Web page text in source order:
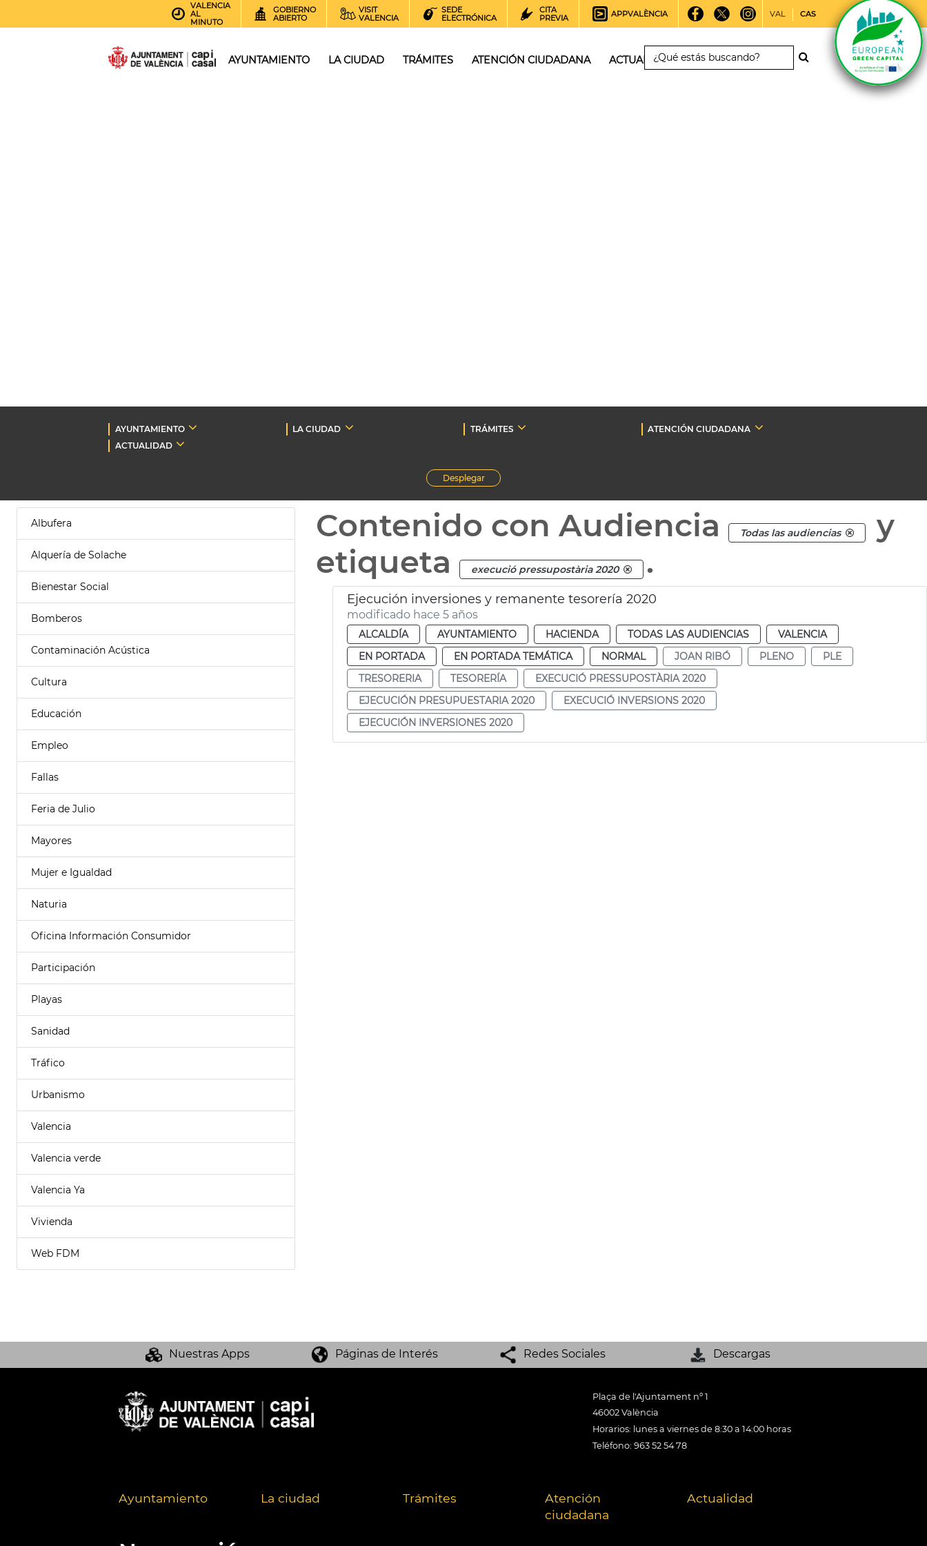
VALENCIA
AL
MINUTO
GOBIERNO
ABIERTO
VISIT
VALENCIA
SEDE
ELECTRÓNICA
CITA
PREVIA
APPVALÈNCIA VAL CAS
AYUNTAMIENTO LA CIUDAD TRÁMITES ATENCIÓN CIUDADANA ACTUALIDAD
AYUNTAMIENTO LA CIUDAD TRÁMITES
ATENCIÓN CIUDADANA
ACTUALIDAD
Desplegar
Albufera
Alquería de Solache
Bienestar Social
Bomberos
Contaminación Acústica
Cultura
Educación
Empleo
Fallas
Feria de Julio
Mayores
Mujer e Igualdad
Naturia
Oficina Información Consumidor
Participación
Playas
Sanidad
Tráfico
Urbanismo
Valencia
Valencia verde
Valencia Ya
Vivienda
Web FDM
Contenido con Audiencia Todas las audiencias
y
etiqueta
execució pressupostària 2020 .
Ejecución inversiones y remanente tesorería 2020
modificado hace 5 años
ALCALDÍA AYUNTAMIENTO HACIENDA TODAS LAS AUDIENCIAS
VALENCIA
EN PORTADA
EN PORTADA TEMÁTICA NORMAL JOAN RIBÓ PLENO
PLE
TRESORERIA
TESORERÍA
EXECUCIÓ PRESSUPOSTÀRIA 2020
EJECUCIÓN PRESUPUESTARIA 2020
EXECUCIÓ INVERSIONS 2020
EJECUCIÓN INVERSIONES 2020
Nuestras Apps Páginas de Interés Redes Sociales Descargas
Plaça de l'Ajuntament nº 1
46002 València
Horarios: lunes a viernes de 8:30 a 14:00 horas
Teléfono: 963 52 54 78
Ayuntamiento La ciudad Trámites
Atención
ciudadana
Actualidad